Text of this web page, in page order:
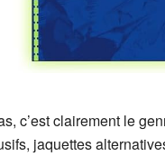
c’est clairement le
jaquettes